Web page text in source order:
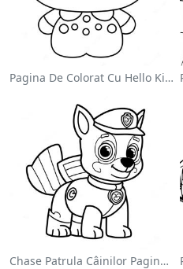
Pagina De Colorat Cu Hello Kitty Drăguță Cu Fundiță
Chase Patrula Câinilor Pagina De Colorat